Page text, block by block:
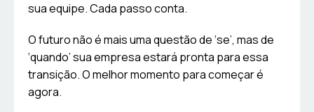
sua equipe. Cada passo conta.
O futuro não é mais uma questão de ‘se’, mas de
‘quando’ sua empresa estará pronta para essa
transição. O melhor momento para começar é
agora.